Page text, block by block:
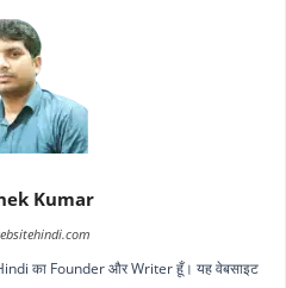
Kumar
का Founder और Writer हूँ। यह वेबसाइट